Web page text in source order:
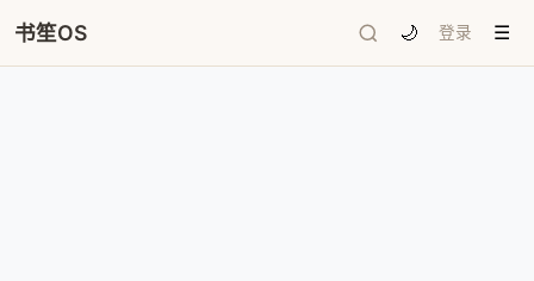
书笙OS 🌙 登录 ☰